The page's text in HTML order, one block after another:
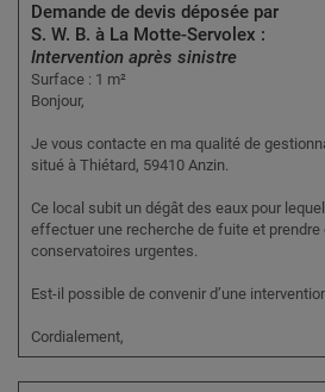
Demande de devis déposée par
S. W. B. à La Motte-Servolex :
Intervention après sinistre
Surface : 1 m²
Bonjour,
Je vous contacte en ma qualité de
situé à Thiétard, 59410 Anzin.
Ce local subit un dégât des eaux pour
effectuer une recherche de fuite et prendre
conservatoires urgentes.
Est-il possible de convenir d’une
Cordialement,